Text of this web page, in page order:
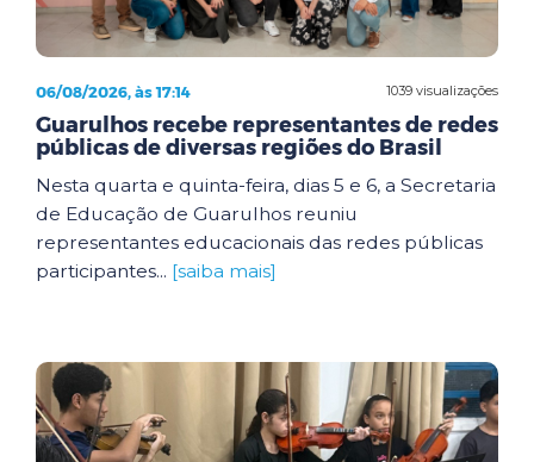
1039 visualizações
06/08/2026, às 17:14
Guarulhos recebe representantes de redes
públicas de diversas regiões do Brasil
Nesta quarta e quinta-feira, dias 5 e 6, a Secretaria
de Educação de Guarulhos reuniu
representantes educacionais das redes públicas
participantes... [saiba mais]